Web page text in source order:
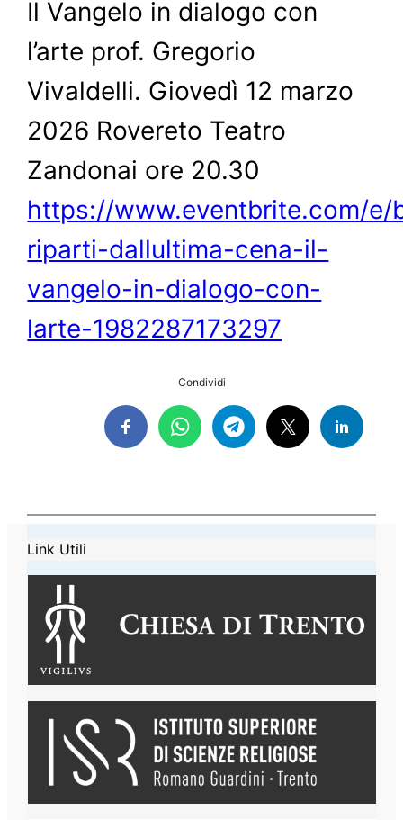
Il Vangelo in dialogo con
l’arte prof. Gregorio
Vivaldelli. Giovedì 12 marzo
2026 Rovereto Teatro
Zandonai ore 20.30
https://www.eventbrite.com/
riparti-dallultima-cena-il-
vangelo-in-dialogo-con-
larte-1982287173297
Condividi
Link Utili